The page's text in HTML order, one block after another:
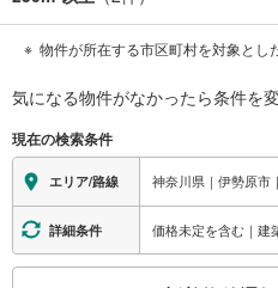
物件が所在する市区町村を対象とし
気になる物件がなかったら条件を
現在の検索条件
エリア/路線 神奈川県｜伊勢原市
詳細条件 価格未定を含む｜建